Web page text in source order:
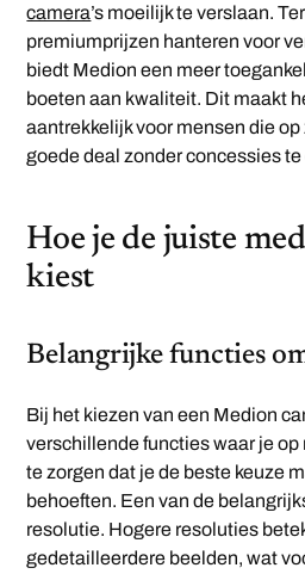
camera’s moeilijk te verslaan.
premiumprijzen hanteren voor
biedt Medion een meer
boeten aan kwaliteit. Dit maakt
aantrekkelijk voor mensen die op
goede deal zonder concessies
Hoe je de juiste
kiest
Belangrijke functies
Bij het kiezen van een Medion
verschillende functies waar je
te zorgen dat je de beste keuze
behoeften. Een van de
resolutie. Hogere resoluties
gedetailleerdere beelden, wat